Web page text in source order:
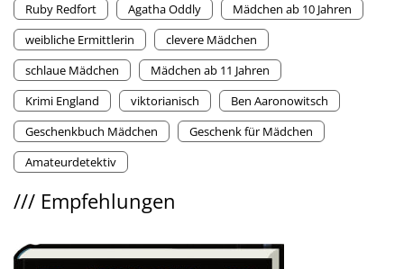
Ruby Redfort
Agatha Oddly
Mädchen ab 10 Jahren
weibliche Ermittlerin
clevere Mädchen
schlaue Mädchen
Mädchen ab 11 Jahren
Krimi England
viktorianisch
Ben Aaronowitsch
Geschenkbuch Mädchen
Geschenk für Mädchen
Amateurdetektiv
/// Empfehlungen